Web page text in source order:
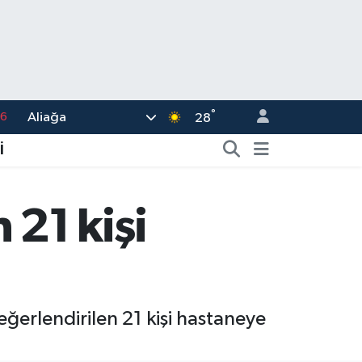
Aliağa 28°
21 kişi
21 kişi hastaneye